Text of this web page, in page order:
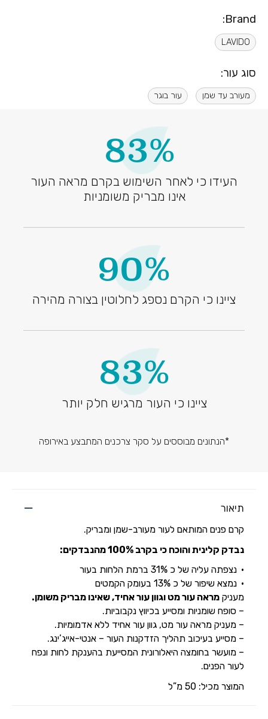
Brand:
LAVIDO
סוג עור:
מעורב עד שמן עור בוגר
83%
העידו כי לאחר השימוש בקרם מראה העור
אינו מבריק משומניות
90%
ציינו כי הקרם נספג לחלוטין בצורה מהירה
83%
ציינו כי העור מרגיש חלק יותר
*הנתונים מבוססים על סקר צרכנים המתבצע באירופה
תיאור
קרם פנים המותאם לעור מעורב-שמן ומבריק.
נבדק קלינית והוכח כי בקרב 100% מהנבדקים:
נצפתה עליה של כ 31% ברמת הלחות בעור
נמצא שיפור של כ 13% בעומק הקמטים
מעניק מראה עור מט וגוון עור אחיד, שאינו מבריק משומן.
– סופח שומניות ומסייע בכיווץ נקבוביות.
– מעניק מראה עור מט, גוון עור אחיד ללא אדמומיות.
– מסייע בעיכוב תהליך הזדקנות העור – אנטי-אייג’ינג.
– מועשר בחומצה היאלורונית המסייעת בהענקת לחות ונפח
לעור הפנים.
המוצר מכיל: 50 מ”ל